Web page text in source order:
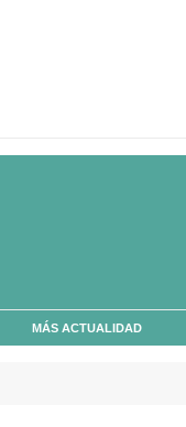
MÁS ACTUALIDAD